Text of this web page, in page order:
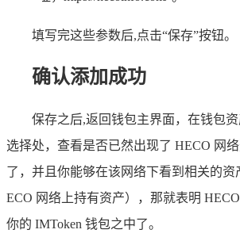
填写完这些参数后,点击“保存”按钮。
确认添加成功
保存之后,返回钱包主界面，在钱包
选择处，查看是否已然出现了 HECO 网
了，并且你能够在该网络下看到相关的资
ECO 网络上持有资产），那就表明
你的 IMToken 钱包之中了。